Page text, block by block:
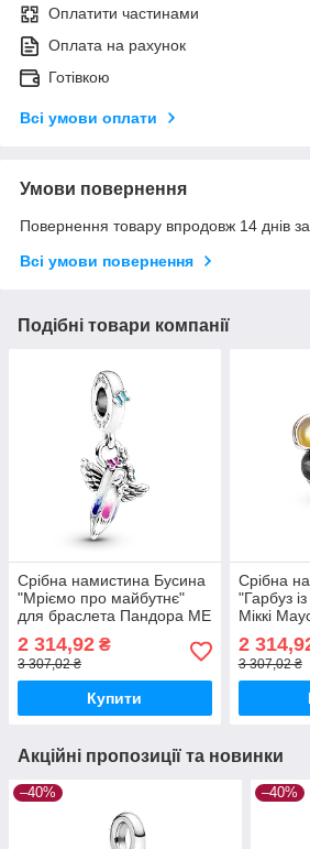
Оплатити частинами
Оплата на рахунок
Готівкою
Всі умови оплати
Умови повернення
Повернення товару впродовж 14 днів
Всі умови повернення
Подібні товари компанії
Срібна намистина Бусина
"Мріємо про майбутнє"
для браслета Пандора ME
2 314,92 ₴
3 307,02 ₴
Купити
Срібна
"Гарбуз
Міккі
2
3 307,02 ₴
Акційні пропозиції та новинки
–40% –40%